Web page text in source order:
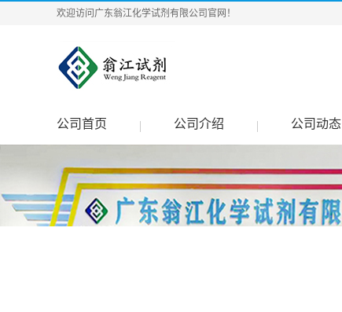
欢迎访问广东翁江化学试剂有限公司官网！
公司首页 公司介绍 公司动态